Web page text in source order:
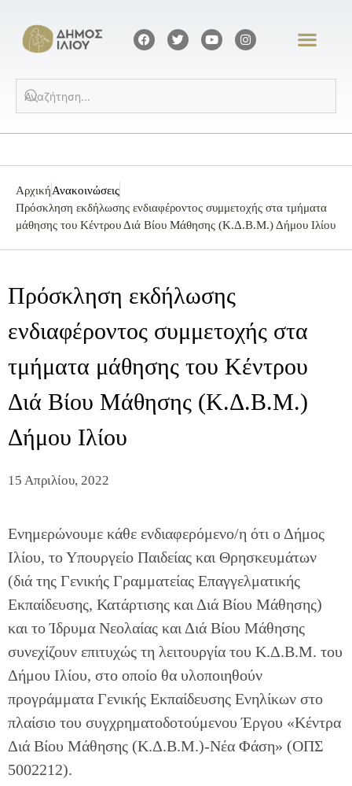
ΑρχικήΑνακοινώσεις
Πρόσκληση εκδήλωσης ενδιαφέροντος συμμετοχής στα τμήματα
μάθησης του Κέντρου Διά Βίου Μάθησης (Κ.Δ.Β.Μ.) Δήμου Ιλίου
Πρόσκληση εκδήλωσης
ενδιαφέροντος συμμετοχής στα
τμήματα μάθησης του Κέντρου
Διά Βίου Μάθησης (Κ.Δ.Β.Μ.)
Δήμου Ιλίου
15 Απριλίου, 2022
Ενημερώνουμε κάθε ενδιαφερόμενο/η ότι ο Δήμος
Ιλίου, το Υπουργείο Παιδείας και Θρησκευμάτων
(διά της Γενικής Γραμματείας Επαγγελματικής
Εκπαίδευσης, Κατάρτισης και Διά Βίου Μάθησης)
και το Ίδρυμα Νεολαίας και Διά Βίου Μάθησης
συνεχίζουν επιτυχώς τη λειτουργία του Κ.Δ.Β.Μ. του
Δήμου Ιλίου, στο οποίο θα υλοποιηθούν
προγράμματα Γενικής Εκπαίδευσης Ενηλίκων στο
πλαίσιο του συγχρηματοδοτούμενου Έργου «Κέντρα
Διά Βίου Μάθησης (Κ.Δ.Β.Μ.)-Νέα Φάση» (ΟΠΣ
5002212).